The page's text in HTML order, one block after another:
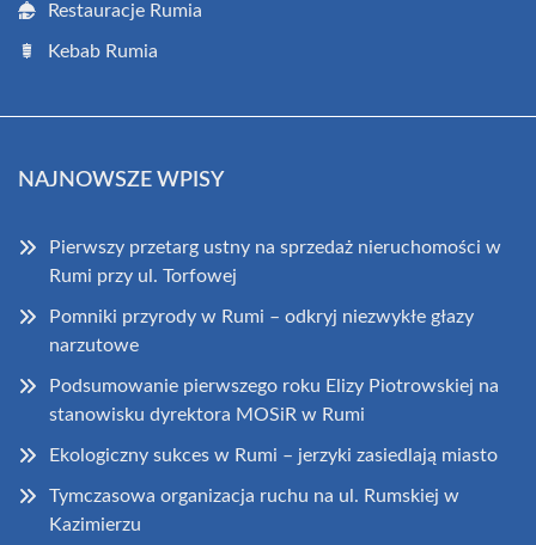
Restauracje Rumia
Kebab Rumia
NAJNOWSZE WPISY
Pierwszy przetarg ustny na sprzedaż nieruchomości w
Rumi przy ul. Torfowej
Pomniki przyrody w Rumi – odkryj niezwykłe głazy
narzutowe
Podsumowanie pierwszego roku Elizy Piotrowskiej na
stanowisku dyrektora MOSiR w Rumi
Ekologiczny sukces w Rumi – jerzyki zasiedlają miasto
Tymczasowa organizacja ruchu na ul. Rumskiej w
Kazimierzu